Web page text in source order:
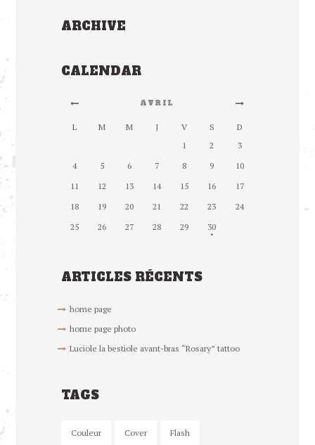
ARCHIVE
CALENDAR
AVRIL
L M M J V S
D
1
2
3
4
5 6 7 8 9
10
11
12 13 14 15 16
17
18
19 20 21 22 23
24
25
26 27 28 29 30
ARTICLES RÉCENTS
home page
home page photo
Luciole la bestiole avant-bras “Rosary” tattoo
TAGS
Couleur Cover Flash